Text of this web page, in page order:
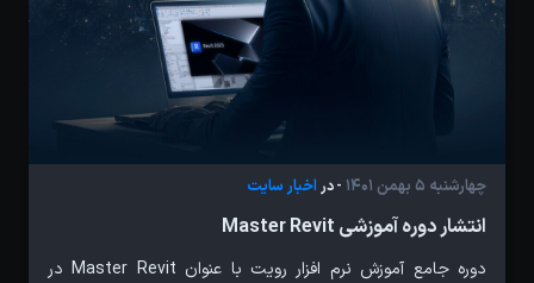
چهارشنبه 5 بهمن 1401 - دراخبار سایت
انتشار دوره آموزشی Master Revit
دوره جامع آموزش نرم افزار رویت با عنوان Master Revit در